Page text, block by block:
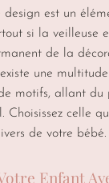
design est un
si la veilleuse
de la
une
motifs, allant du
Choisissez celle
de votre bébé.
Enfant